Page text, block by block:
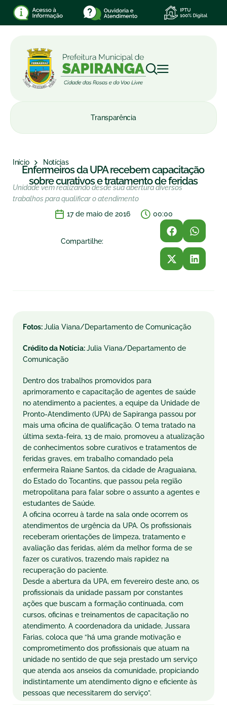
Transparência
Início Notícias
Enfermeiros da UPA recebem capacitação
sobre curativos e tratamento de feridas
Unidade vem realizando desde sua abertura diversos
trabalhos para qualificar o atendimento
17 de maio de 2016
00:00
Compartilhe:
Fotos:Julia Viana/Departamento de Comunicação
Crédito da Notícia:Julia Viana/Departamento de
Comunicação
Dentro dos trabalhos promovidos para
aprimoramento e capacitação de agentes de saúde
no atendimento a pacientes, a equipe da Unidade de
Pronto-Atendimento (UPA) de Sapiranga passou por
mais uma oficina de qualificação. O tema tratado na
última sexta-feira, 13 de maio, promoveu a atualização
de conhecimentos sobre curativos e tratamentos de
feridas graves, em trabalho comandado pela
enfermeira Raiane Santos, da cidade de Araguaiana,
do Estado do Tocantins, que passou pela região
metropolitana para falar sobre o assunto a agentes e
estudantes de Saúde.
A oficina ocorreu à tarde na sala onde ocorrem os
atendimentos de urgência da UPA. Os profissionais
receberam orientações de limpeza, tratamento e
avaliação das feridas, além da melhor forma de se
fazer os curativos, trazendo mais rapidez na
recuperação do paciente.
Desde a abertura da UPA, em fevereiro deste ano, os
profissionais da unidade passam por constantes
ações que buscam a formação continuada, com
cursos, oficinas e treinamentos de capacitação no
atendimento. A coordenadora da unidade, Jussara
Farias, coloca que “há uma grande motivação e
comprometimento dos profissionais que atuam na
unidade no sentido de que seja prestado um serviço
que atenda aos anseios da comunidade, propiciando
indistintamente um atendimento digno e eficiente às
pessoas que necessitarem do serviço”.